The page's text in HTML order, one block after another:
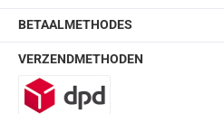
BETAALMETHODES
VERZENDMETHODEN